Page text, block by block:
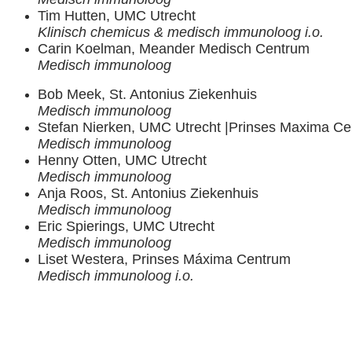
Tim Hutten, UMC Utrecht
Klinisch chemicus & medisch immunoloog i.o.
Carin Koelman, Meander Medisch Centrum
Medisch immunoloog
Bob Meek, St. Antonius Ziekenhuis
Medisch immunoloog
Stefan Nierken, UMC Utrecht |Prinses Maxima
Medisch immunoloog
Henny Otten, UMC Utrecht
Medisch immunoloog
Anja Roos, St. Antonius Ziekenhuis
Medisch immunoloog
Eric Spierings, UMC Utrecht
Medisch immunoloog
Liset Westera, Prinses Máxima Centrum
Medisch immunoloog i.o.